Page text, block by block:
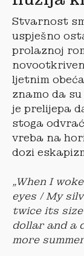
Stvarnost
uspješno
prolaznoj
ljetnim
znamo da
je prelijepa
stoga
vreba na
dozi
„When I
eyes / My
twice its
dollar and a
more